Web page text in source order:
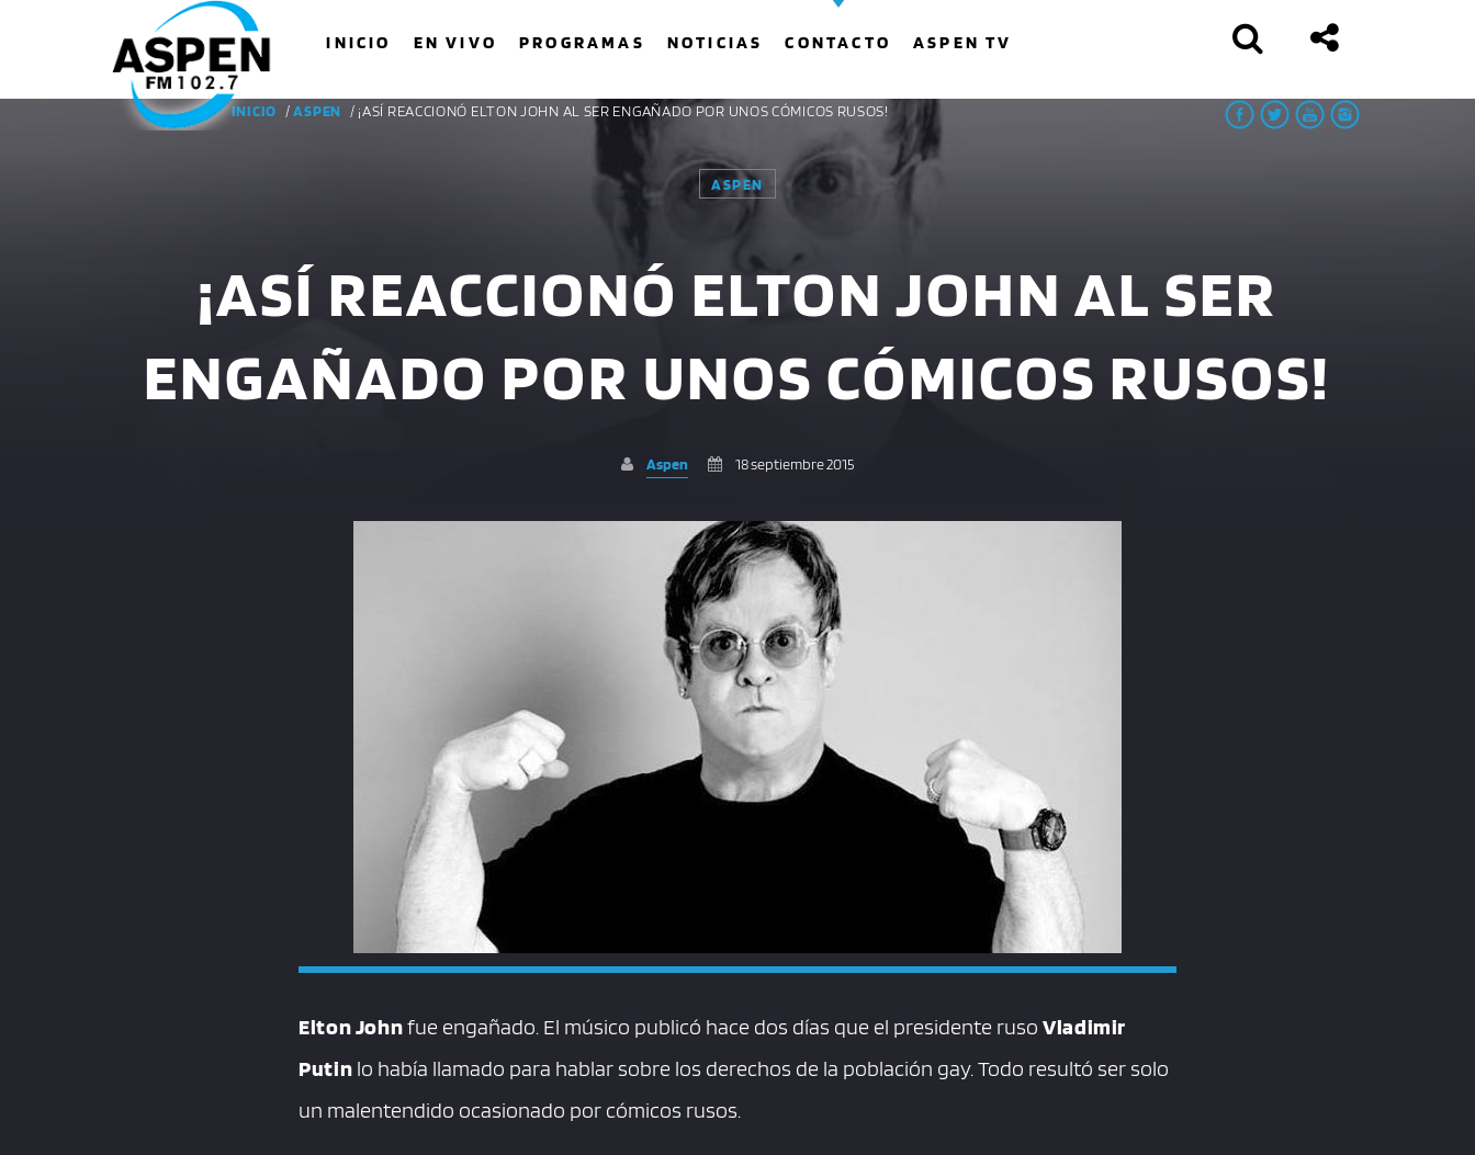
INICIO EN VIVO PROGRAMAS NOTICIAS CONTACTO ASPEN TV
BUSCAR EN EL SITIO:
COMPARTE ESTA PÁGINA EN:
Whatsapp
INICIO /ASPEN / ¡ASÍ REACCIONÓ ELTON JOHN AL SER ENGAÑADO POR UNOS CÓMICOS RUSOS!
ASPEN
¡ASÍ REACCIONÓ ELTON JOHN AL SER
ENGAÑADO POR UNOS CÓMICOS RUSOS!
Aspen 18 septiembre 2015
Elton Johnfue engañado. El músico publicó hace dos días que el presidente rusoVladimir
Putin lo había llamado para hablar sobre los derechos de la población gay. Todo resultó ser solo
un malentendido ocasionado por cómicos rusos.